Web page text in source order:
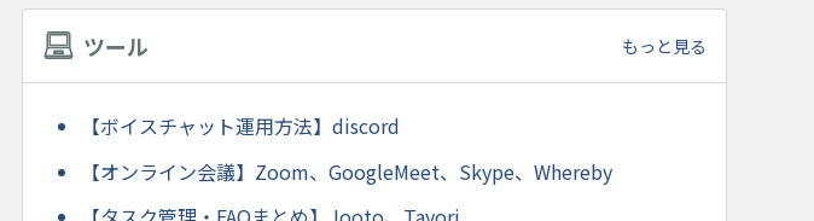
ツール もっと見る
【ボイスチャット運用方法】discord
【オンライン会議】Zoom、GoogleMeet、Skype、Whereby